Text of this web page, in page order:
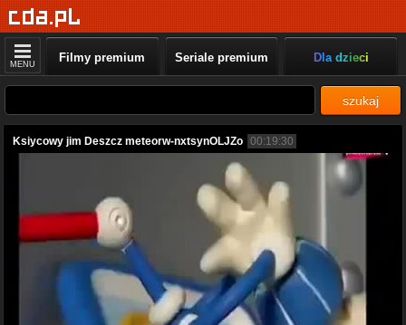
MENU Filmy premium Seriale premium Dla dzieci
szukaj
Ksiycowy jim Deszcz meteorw-nxtsynOLJZo 00:19:30